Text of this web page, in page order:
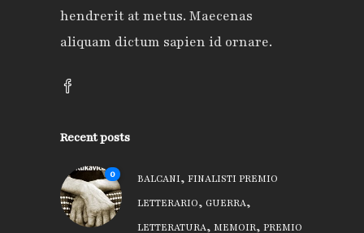
hendrerit at metus. Maecenas
aliquam dictum sapien id ornare.
Recent posts
0 BALCANI, FINALISTI PREMIO
LETTERARIO, GUERRA,
LETTERATURA, MEMOIR, PREMIO